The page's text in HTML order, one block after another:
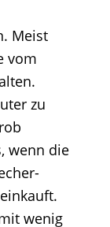
Meist
vom
zu
wenn die
wenig